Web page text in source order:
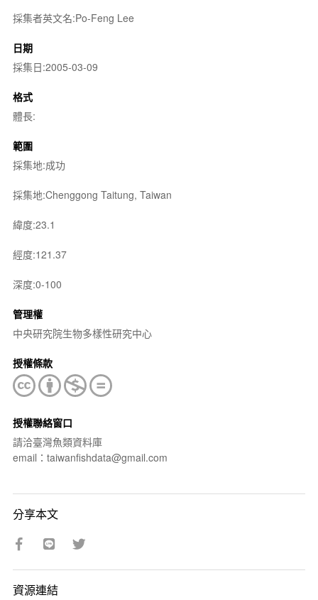
採集者英文名:Po-Feng Lee
日期
採集日:2005-03-09
格式
體長:
範圍
採集地:成功
採集地:Chenggong Taitung, Taiwan
緯度:23.1
經度:121.37
深度:0-100
管理權
中央研究院生物多樣性研究中心
授權條款
授權聯絡窗口
請洽臺灣魚類資料庫
email：taiwanfishdata@gmail.com
分享本文
資源連結